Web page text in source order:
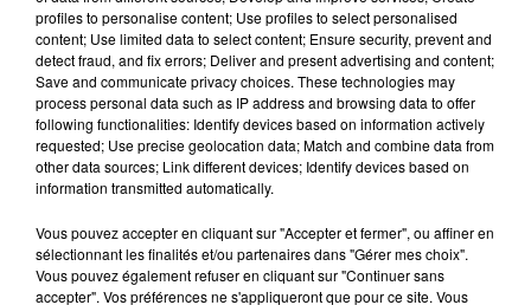
du piège du narcotrafic a confié au préfet de
département le pouvoir d'ordonner la fermeture
administrative de tout établissement ouvert au public
pour une durée de six mois maximum, prolongeable
jusqu'à un an par le ministre de l'Intérieur. Toute
décision de fermeture entraîne par ailleurs
l'abrogation des autorisations d'exploitation, comme
les licences de débit de boisson.
Par ailleurs, un guide sera mis à disposition des maires
profiles to personalise content; Use profiles to select personalised
content; Use limited data to select content; Ensure security, prevent and
detect fraud, and fix errors; Deliver and present advertising and content;
Save and communicate privacy choices. These technologies may
process personal data such as IP address and browsing data to offer
following functionalities: Identify devices based on information actively
requested; Use precise geolocation data; Match and combine data from
other data sources; Link different devices; Identify devices based on
information transmitted automatically.
Vous pouvez accepter en cliquant sur "Accepter et fermer", ou affiner en
sélectionnant les finalités et/ou partenaires dans "Gérer mes choix".
Vous pouvez également refuser en cliquant sur "Continuer sans
accepter". Vos préférences ne s'appliqueront que pour ce site. Vous